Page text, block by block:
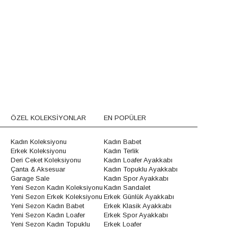
ÖZEL KOLEKSİYONLAR
Kadın Koleksiyonu
Erkek Koleksiyonu
Deri Ceket Koleksiyonu
Çanta & Aksesuar
Garage Sale
Yeni Sezon Kadın Koleksiyonu
Yeni Sezon Erkek Koleksiyonu
Yeni Sezon Kadın Babet
Yeni Sezon Kadın Loafer
Yeni Sezon Kadın Topuklu
EN POPÜLER
Kadın Babet
Kadın Terlik
Kadın Loafer Ayakkabı
Kadın Topuklu Ayakkabı
Kadın Spor Ayakkabı
Kadın Sandalet
Erkek Günlük Ayakkabı
Erkek Klasik Ayakkabı
Erkek Spor Ayakkabı
Erkek Loafer